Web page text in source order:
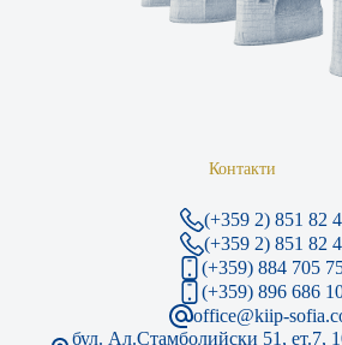
Контакти
(+359 2) 851 82
(+359 2) 851 82
(+359) 884 705
(+359) 896 686
office@kiip-
бул. Ал.Стамболийски 51, ет.7,